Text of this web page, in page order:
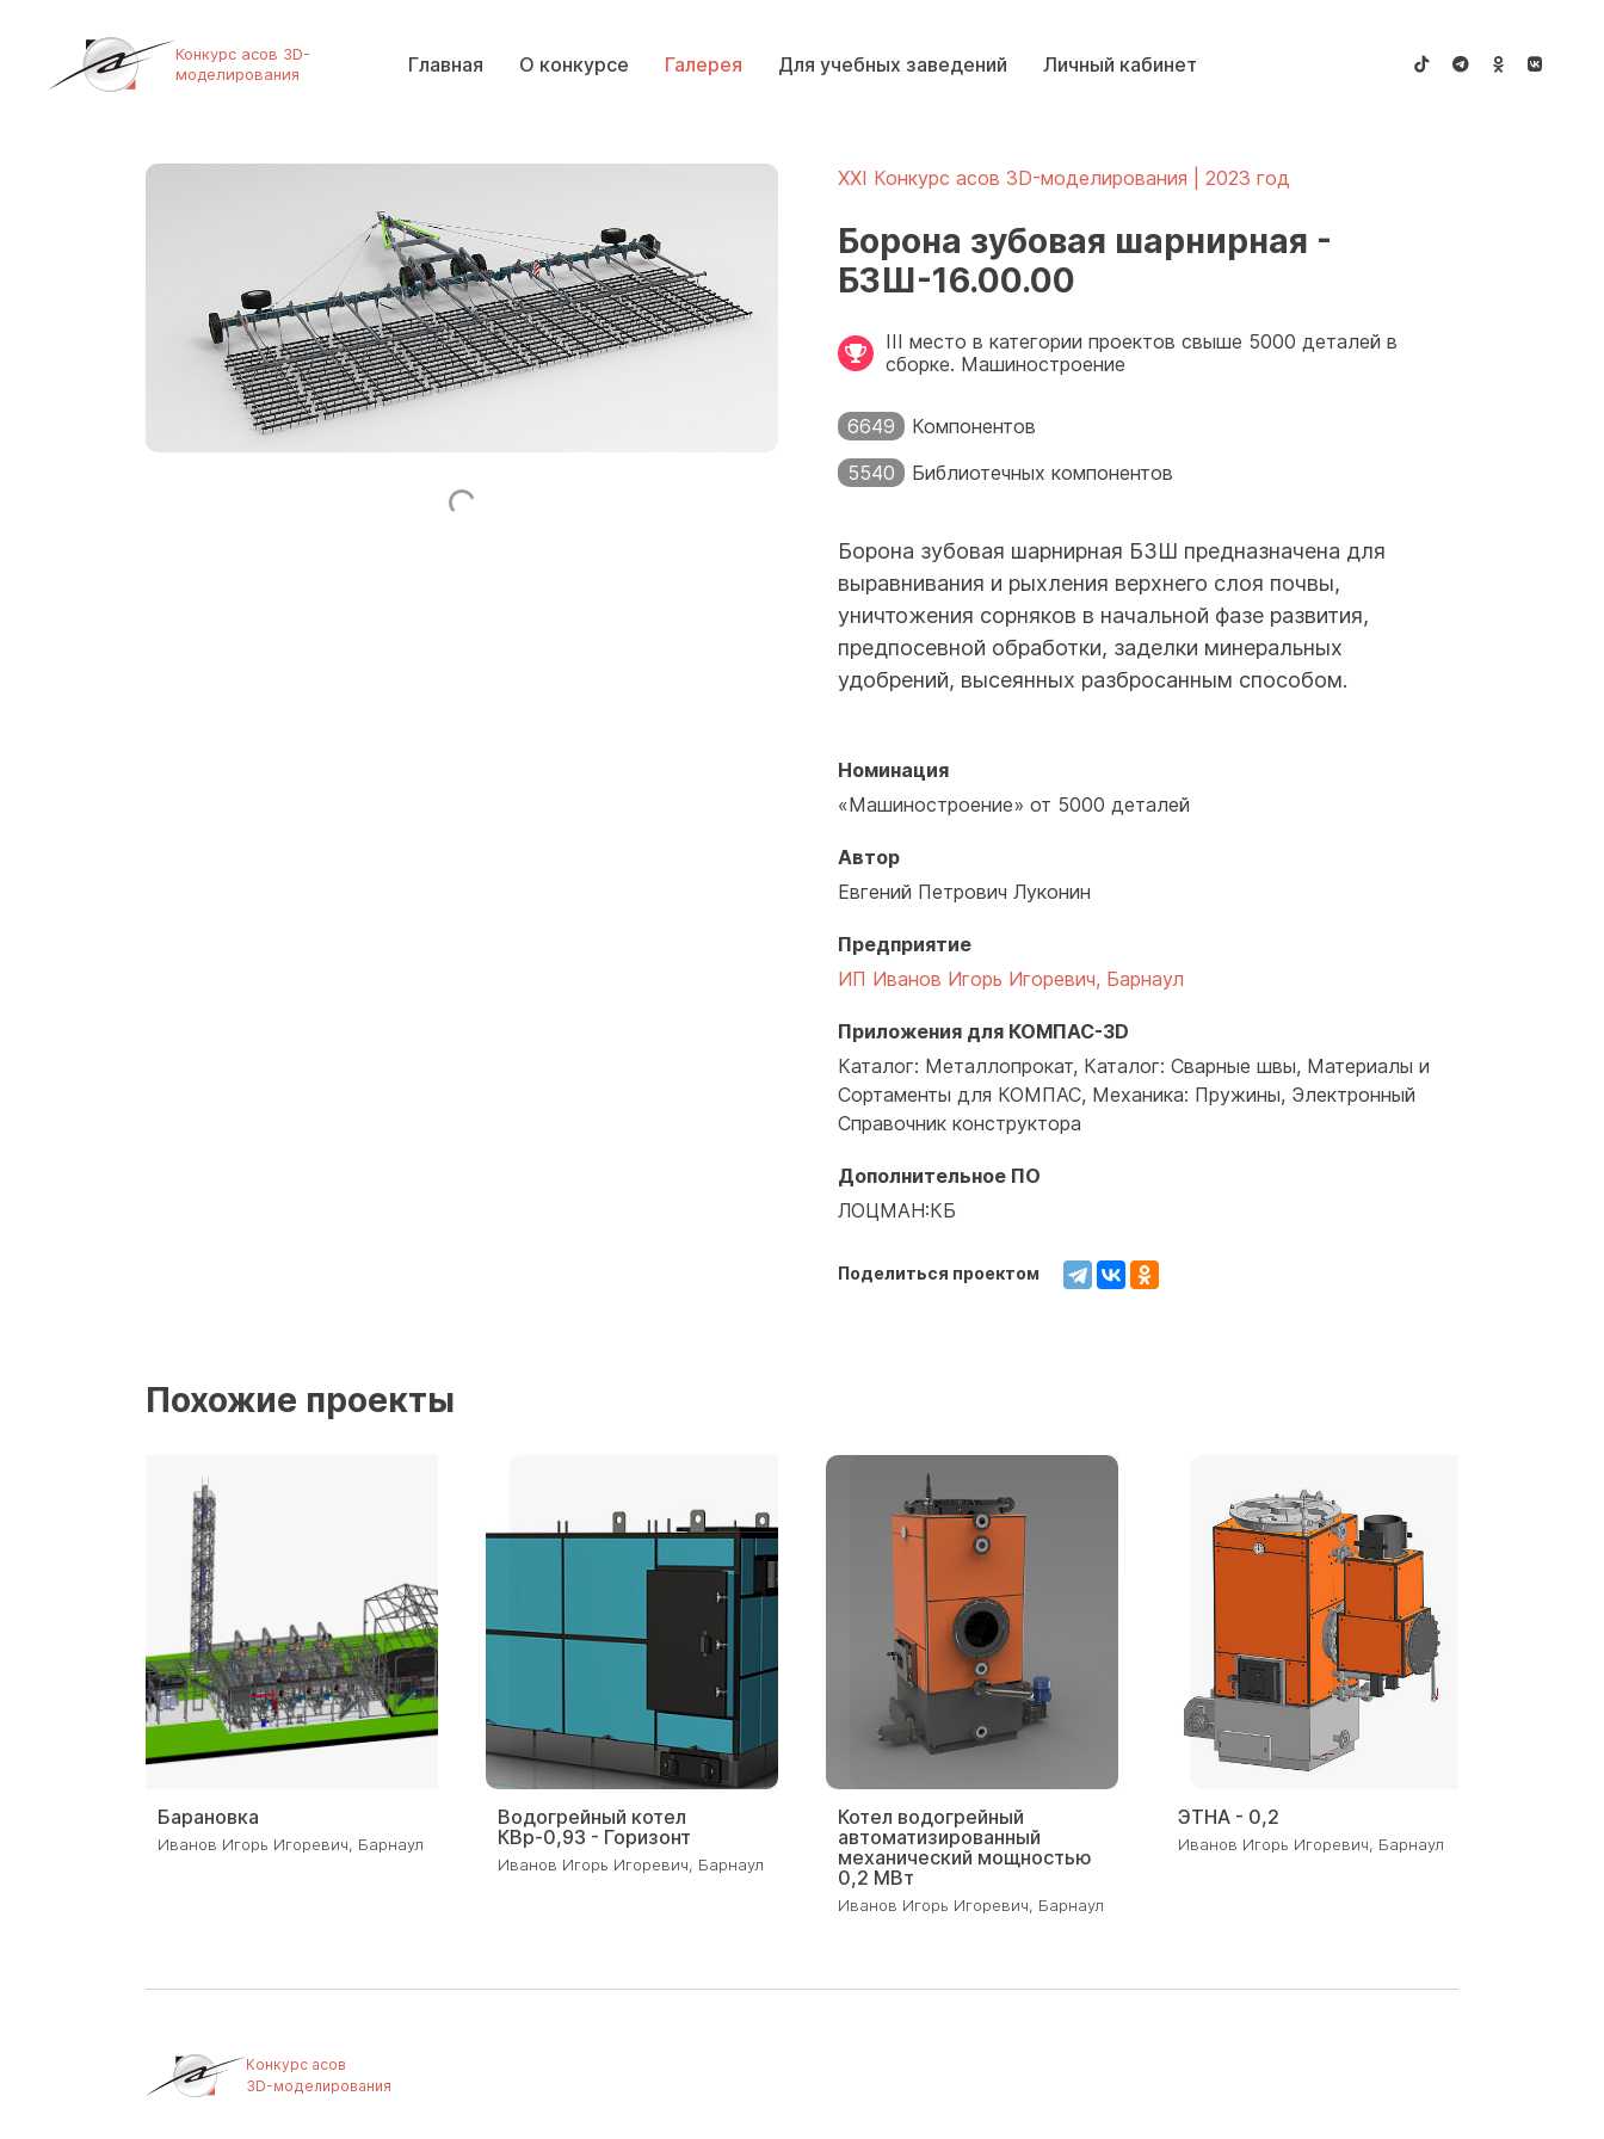
Конкурс асов 3D-
моделирования
Главная О конкурсе Галерея Для учебных заведений Личный кабинет
XXI Конкурс асов 3D-моделирования | 2023 год
Борона зубовая шарнирная -
БЗШ-16.00.00
III место в категории проектов свыше 5000 деталей в
сборке. Машиностроение
6649
Компонентов
5540
Библиотечных компонентов
Борона зубовая шарнирная БЗШ предназначена для
выравнивания и рыхления верхнего слоя почвы,
уничтожения сорняков в начальной фазе развития,
предпосевной обработки, заделки минеральных
удобрений, высеянных разбросанным способом.
Номинация
«Машиностроение» от 5000 деталей
Автор
Евгений Петрович Луконин
Предприятие
ИП Иванов Игорь Игоревич, Барнаул
Приложения для КОМПАС-3D
Каталог: Металлопрокат, Каталог: Сварные швы, Материалы и
Сортаменты для КОМПАС, Механика: Пружины, Электронный
Справочник конструктора
Дополнительное ПО
ЛОЦМАН:КБ
Поделиться проектом
Похожие проекты
Барановка
Иванов Игорь Игоревич, Барнаул
Водогрейный котел
КВр-0,93 - Горизонт
Иванов Игорь Игоревич, Барнаул
Котел водогрейный
автоматизированный
механический мощностью
0,2 МВт
Иванов Игорь Игоревич, Барнаул
ЭТНА - 0,2
Иванов Игорь Игоревич, Барнаул
Конкурс асов
3D-моделирования